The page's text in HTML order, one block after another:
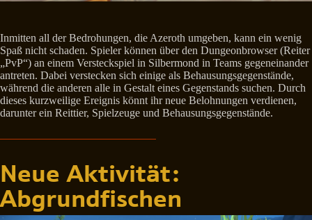
Inmitten all der Bedrohungen, die Azeroth umgeben, kann ein wenig
Spaß nicht schaden. Spieler können über den Dungeonbrowser (Reiter
„PvP“) an einem Versteckspiel in Silbermond in Teams gegeneinander
antreten. Dabei verstecken sich einige als Behausungsgegenstände,
während die anderen alle in Gestalt eines Gegenstands suchen. Durch
dieses kurzweilige Ereignis könnt ihr neue Belohnungen verdienen,
darunter ein Reittier, Spielzeuge und Behausungsgegenstände.
Neue Aktivität:
Abgrundfischen